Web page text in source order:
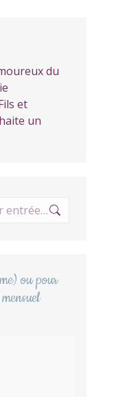
du
et
un
ou pour